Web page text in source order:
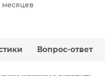
месяцев
Вопрос-ответ